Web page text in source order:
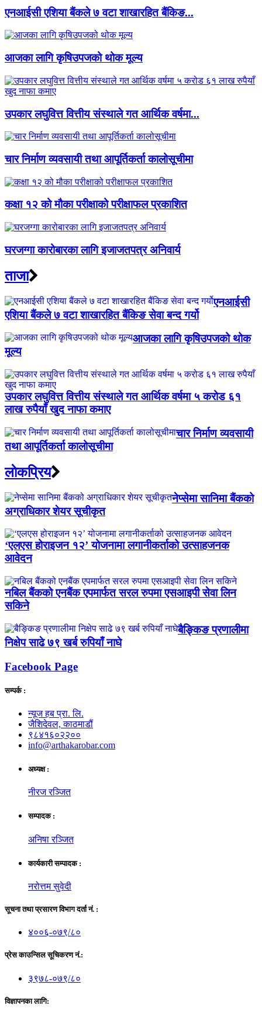
एनआईसी एशिया बैंकले ७ वटा शाखारहित बैंकिङ...
आजका लागि कृषिउपजको थोक मूल्य
उपकार लघुवित्त वित्तीय संस्थाले गत आर्थिक वर्षमा...
चार निर्माण व्यवसायी तथा आपूर्तिकर्ता कालोसूचीमा
कक्षा १२ को मौका परीक्षाको परीक्षाफल प्रकाशित
घरजग्गा कारोबारका लागि इजाजतपत्र अनिवार्य
ताजा
एनआईसी
एशिया बैंकले ७ वटा शाखारहित बैंकिङ सेवा बन्द गर्यो
आजका लागि कृषिउपजको थोक
मूल्य
उपकार लघुवित्त वित्तीय संस्थाले गत आर्थिक वर्षमा ५ करोड ६१
लाख रुपैयाँ खुद नाफा कमाए
चार निर्माण व्यवसायी
तथा आपूर्तिकर्ता कालोसूचीमा
लाेकप्रिय
नेप्सेमा सानिमा बैंकको
अग्राधिकार शेयर सूचीकृत
‘एलएस होराइजन १२’ योजनामा लगानीकर्ताको उत्साहजनक
आवेदन
नबिल बैंकको एनबैंक एपमार्फत सरल रुपमा एसआइपी सेवा लिन
सकिने
बैङ्किङ प्रणालीमा
निक्षेप साढे ७९ खर्ब रुपियाँ नाघे
Facebook Page
सम्पर्क :
न्यूज हब प्रा. लि.
जैशिदेवल, काठमाडौं
९८४१६०२२००
info@arthakarobar.com
अध्यक्ष :
नीरज रञ्जित
सम्पादक :
अनिषा रञ्जित
कार्यकारी सम्पादक :
नरोत्तम सुवेदी
सूचना तथा प्रसारण विभाग दर्ता नं. :
४००६-०७९/८०
प्रेस काउन्सिल सूचिकरण नं.:
३९७८-०७९/८०
विज्ञापनका लागि: